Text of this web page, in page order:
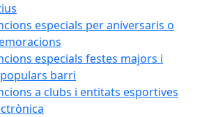
especials per aniversaris o
especials festes majors i
barri
a clubs i entitats esportives